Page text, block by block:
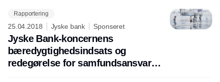
Rapportering
25.04.2018 Jyske bank Sponseret
Jyske Bank-koncernens
bæredygtighedsindsats og
redegørelse for samfundsansvar